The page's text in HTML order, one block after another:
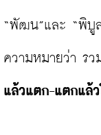
“พัฒน”และ “พิบูล
ความหมายว่า รว
แล้วแตก-แตกแล้ว